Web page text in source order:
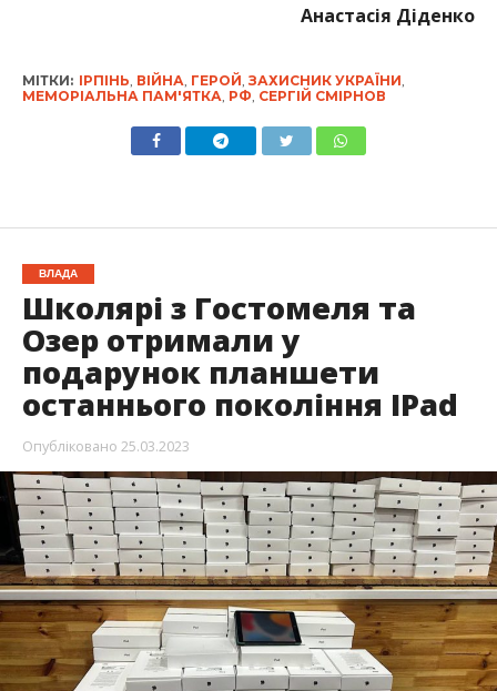
Анастасія Діденко
МІТКИ: ІРПІНЬ ВІЙНА ГЕРОЙ ЗАХИСНИК УКРАЇНИ
МЕМОРІАЛЬНА ПАМ'ЯТКА РФ СЕРГІЙ СМІРНОВ
ВЛАДА
Школярі з Гостомеля та
Озер отримали у
подарунок планшети
останнього покоління IPad
Опубліковано 25.03.2023